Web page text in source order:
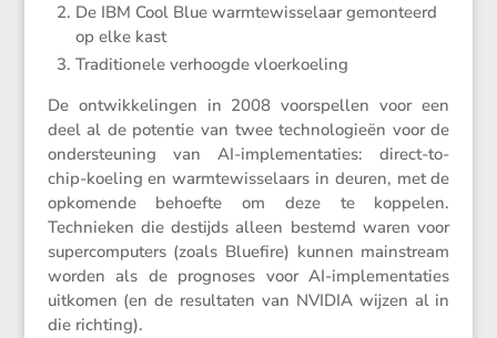
De IBM Cool Blue warmte­wis­se­laar gemon­teerd
op elke kast
Tradi­ti­o­nele verhoogde vloerkoeling
De ontwik­ke­lingen in 2008 voorspellen voor een
deel al de potentie van twee techno­lo­gieën voor de
onder­steu­ning van AI-imple­men­ta­ties: direct-to-
chip-koeling en warmte­wis­se­laars in deuren, met de
opkomende behoefte om deze te koppelen.
Technieken die destijds alleen bestemd waren voor
super­com­pu­ters (zoals Bluefire) kunnen mainstream
worden als de prognoses voor AI-imple­men­ta­ties
uitkomen (en de resul­taten van NVIDIA wijzen al in
die richting).